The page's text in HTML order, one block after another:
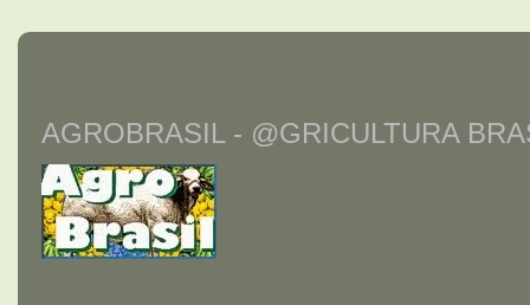
AGROBRASIL - @GRICULTURA